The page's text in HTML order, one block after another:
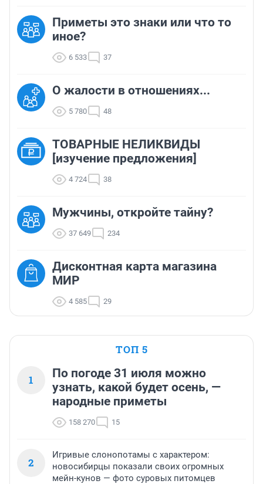
Приметы это знаки или что то
иное?
6 533 37
О жалости в отношениях...
5 780 48
ТОВАРНЫЕ НЕЛИКВИДЫ
[изучение предложения]
4 724 38
Мужчины, откройте тайну?
37 649 234
Дисконтная карта магазина
МИР
4 585 29
ТОП 5
1
По погоде 31 июля можно
узнать, какой будет осень, —
народные приметы
158 270 15
2
Игривые слонопотамы с характером:
новосибирцы показали своих огромных
мейн-кунов — фото суровых питомцев